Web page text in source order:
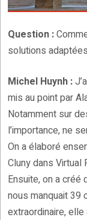
Question :
solutions
Michel Huynh :
mis au point par
Notamment sur
l’importance, ne
On a élaboré
Cluny dans Virtual
Ensuite, on a
nous manquait 39
extraordinaire, elle